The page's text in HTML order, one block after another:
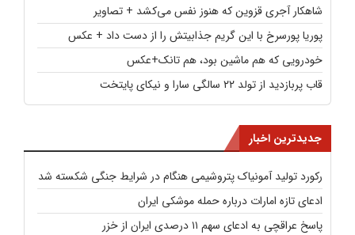
شاهکار آجری قزوین که هنوز نفس می‌کشد + تصاویر
پوریا پورسرخ با این گریم جذابیتش را از دست داد + عکس
خودرویی که هم ماشین بود، هم تانک+عکس
قاب پربازدید از تولد ۲۲ سالگی سارا و نیکای پایتخت
جدیدترین اخبار
رکورد تولید آمونیاک پتروشیمی هنگام در شرایط جنگی شکسته شد
ادعای تازه امارات درباره حمله موشکی ایران
پاسخ عراقچی به ادعای سهم ۱۱ درصدی ایران از خزر